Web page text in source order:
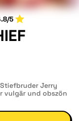
5
Jerry
vulgär und obszön